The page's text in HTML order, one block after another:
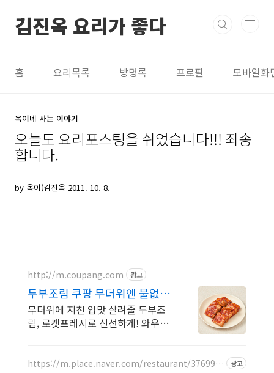
김진옥 요리가 좋다
홈 요리목록 방명록 프로필 모바일화
옥이네 사는 이야기
오늘도 요리포스팅을 쉬었습니다!!! 죄송
합니다.
by 옥이(김진옥 2011. 10. 8.
http://m.coupang.com 광고
두부조림 쿠팡 무더위엔 불없이
간편
무더위에 지친 입맛 살려줄 두부조
림, 로켓프레시로 신선하게! 와우회
송과 빠른 배송
https://m.place.naver.com/restaurant/376998
광고